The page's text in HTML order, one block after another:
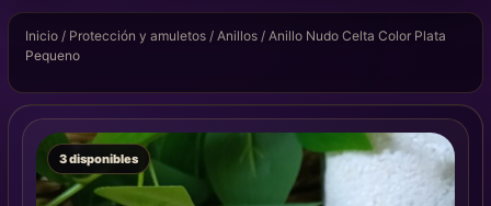
Inicio / Protección y amuletos / Anillos / Anillo Nudo Celta Color Plata
Pequeno
3 disponibles